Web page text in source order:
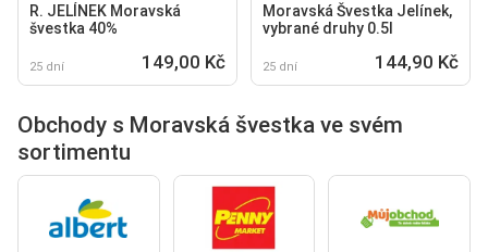
R. JELÍNEK Moravská
švestka 40%
25 dní 149,00 Kč
Moravská Švestka Jelínek,
vybrané druhy 0.5l
25 dní 144,90 Kč
Obchody s Moravská švestka ve svém
sortimentu